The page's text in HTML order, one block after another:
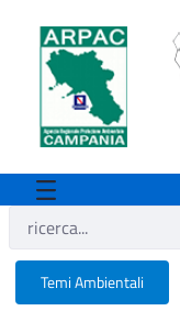
Temi Ambientali